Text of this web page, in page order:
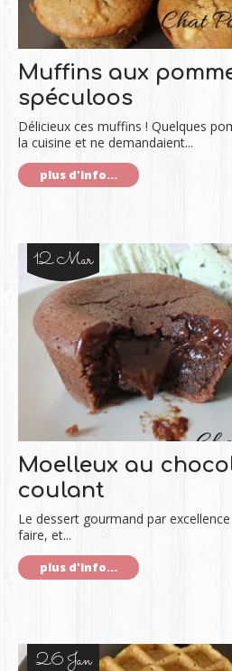
Muffins aux
spéculoos
Délicieux ces muffins ! Quelques
la cuisine et ne demandaient...
plus d'info...
12 Mar
Moelleux au
coulant
Le dessert gourmand par
faire, et...
plus d'info...
26 Jan